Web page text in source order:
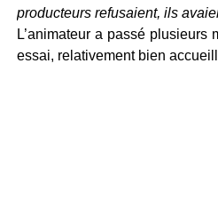
producteurs refusaient, ils
L’animateur a passé plusieurs
essai, relativement bien